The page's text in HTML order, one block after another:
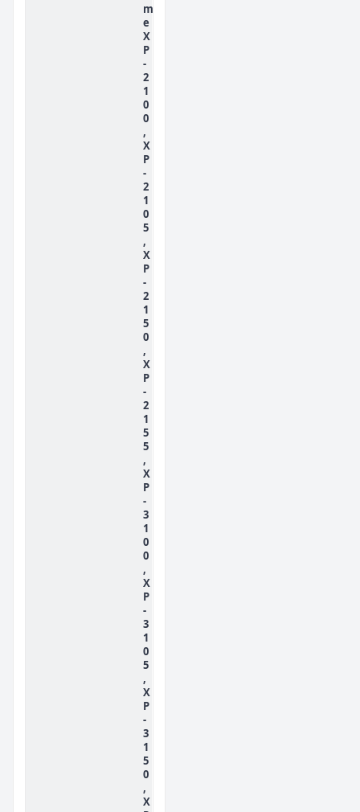
m
e
X
P
-
2
1
0
0
,
X
P
-
2
1
0
5
,
X
P
-
2
1
5
0
,
X
P
-
2
1
5
5
,
X
P
-
3
1
0
0
,
X
P
-
3
1
0
5
,
X
P
-
3
1
5
0
,
X